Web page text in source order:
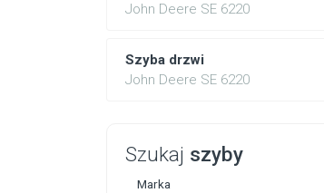
John Deere SE 6220
Szyba drzwi
John Deere SE 6220
Szukaj szyby
Marka